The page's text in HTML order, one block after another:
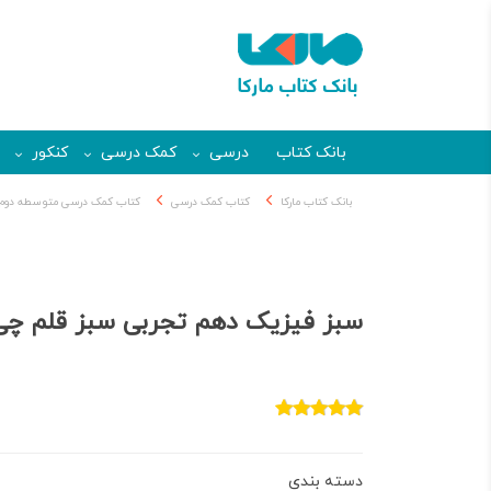
بانک کتاب درسی کمک درسی کنکور
بانک کتاب مارکا کتاب کمک درسی کتاب کمک درسی متوسطه دوم
سبز فیزیک دهم تجربی سبز قلم
دسته بندی